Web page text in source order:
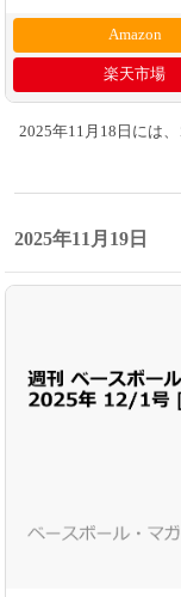
Amazon
楽天市場
2025年11月18日には
2025年11月19日